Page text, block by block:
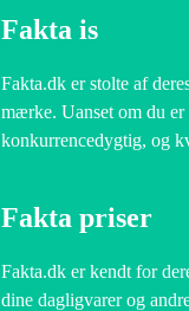
Fakta is
Fakta.dk er stolte af
mærke. Uanset om du
konkurrencedygtig, og
Fakta priser
Fakta.dk er kendt for
dine dagligvarer og